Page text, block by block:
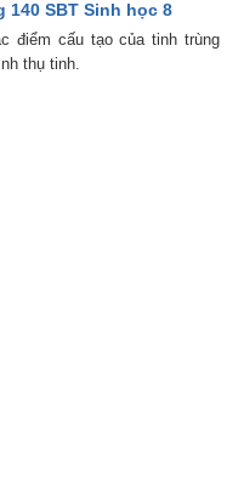
140 SBT Sinh học 8
điểm cấu tạo của tinh trùng
thụ tinh.